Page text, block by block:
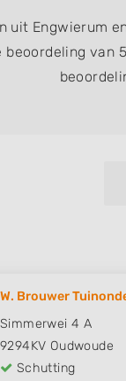
uit Engwierum
beoordeling van
W. Brouwer
Simmerwei 4 A
9294KV Oudwoude
Schutting